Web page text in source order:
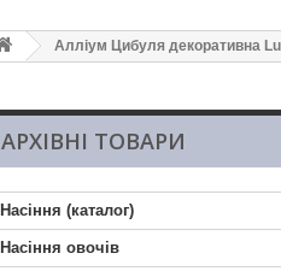
Алліум Цибуля декоративна
АРХІВНІ ТОВАРИ
Насіння (каталог)
Насіння овочів